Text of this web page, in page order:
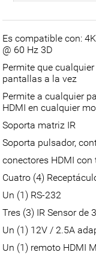
Es compatible con:
@ 60 Hz 3D
Permite que
pantallas a la vez
Permite a cualquier
HDMI en cualquier
Soporta matriz IR
Soporta pulsador,
conectores HDMI
Cuatro (4)
Un (1) RS-232
Tres (3) IR Sensor de
Un (1) 12V / 2.5A
Un (1) remoto HDMI